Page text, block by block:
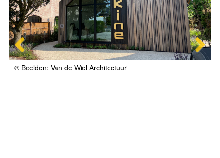
© Beelden: Van de Wiel Architectuur